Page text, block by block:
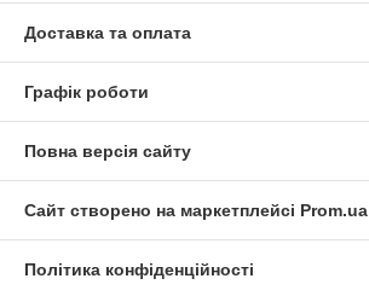
Доставка та оплата
Графік роботи
Повна версія сайту
Сайт створено на маркетплейсі Prom.ua
Політика конфіденційності